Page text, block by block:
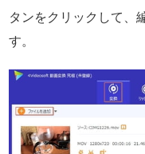
タンをクリックして、
す。